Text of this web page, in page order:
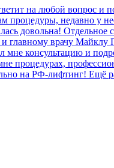
на любой вопрос и
процедуры, недавно у
довольна! Отдельное
главному врачу Майклу
мне консультацию и
процедурах,
на РФ-лифтинг! Ещё